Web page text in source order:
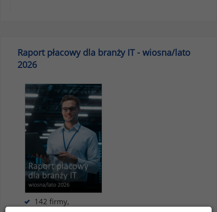
Raport płacowy dla branży IT - wiosna/lato
2026
142 firmy,